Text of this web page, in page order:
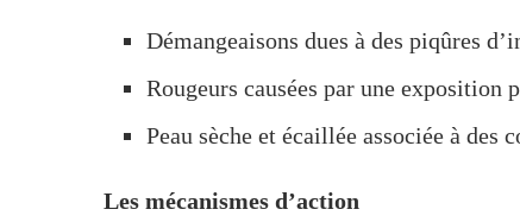
Démangeaisons dues à des piqûres
Rougeurs causées par une exposition
Peau sèche et écaillée associée à des
Les mécanismes d’action